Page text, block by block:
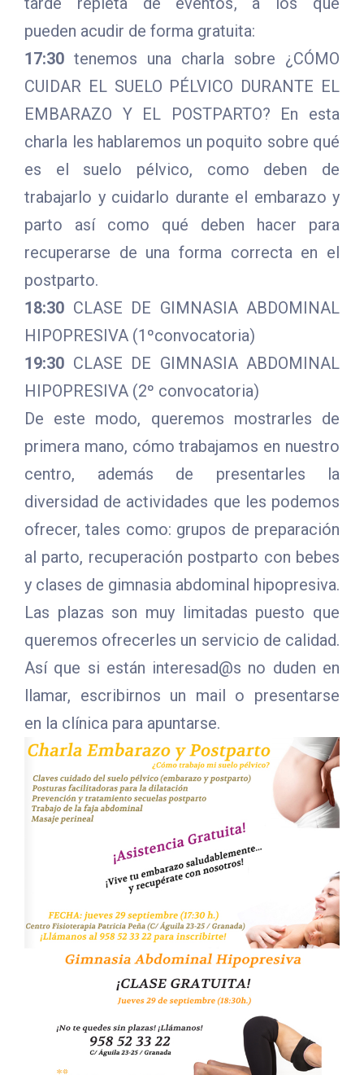
pueden acudir de forma gratuita:
17:30 tenemos una charla sobre ¿CÓMO
CUIDAR EL SUELO PÉLVICO DURANTE EL
EMBARAZO Y EL POSTPARTO? En esta
charla les hablaremos un poquito sobre qué
es el suelo pélvico, como deben de
trabajarlo y cuidarlo durante el embarazo y
parto así como qué deben hacer para
recuperarse de una forma correcta en el
postparto.
18:30 CLASE DE GIMNASIA ABDOMINAL
HIPOPRESIVA (1ºconvocatoria)
19:30 CLASE DE GIMNASIA ABDOMINAL
HIPOPRESIVA (2º convocatoria)
De este modo, queremos mostrarles de
primera mano, cómo trabajamos en nuestro
centro, además de presentarles la
diversidad de actividades que les podemos
ofrecer, tales como: grupos de preparación
al parto, recuperación postparto con bebes
y clases de gimnasia abdominal hipopresiva.
Las plazas son muy limitadas puesto que
queremos ofrecerles un servicio de calidad.
Así que si están interesad@s no duden en
llamar, escribirnos un mail o presentarse
en la clínica para apuntarse.